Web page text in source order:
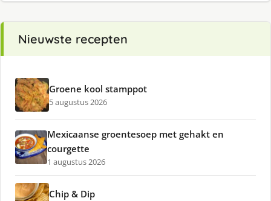
Nieuwste recepten
Groene kool stamppot
5 augustus 2026
Mexicaanse groentesoep met gehakt en
courgette
1 augustus 2026
Chip & Dip